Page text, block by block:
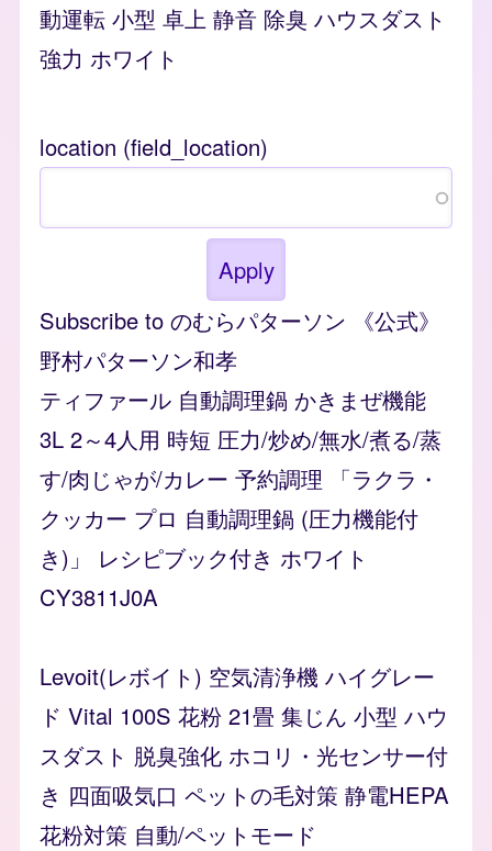
動運転 小型 卓上 静音 除臭 ハウスダスト
強力 ホワイト
location (field_location)
Subscribe to のむらパターソン 《公式》
野村パターソン和孝
ティファール 自動調理鍋 かきまぜ機能
3L 2～4人用 時短 圧力/炒め/無水/煮る/蒸
す/肉じゃが/カレー 予約調理 「ラクラ・
クッカー プロ 自動調理鍋 (圧力機能付
き)」 レシピブック付き ホワイト
CY3811J0A
Levoit(レボイト) 空気清浄機 ハイグレー
ド Vital 100S 花粉 21畳 集じん 小型 ハウ
スダスト 脱臭強化 ホコリ・光センサー付
き 四面吸気口 ペットの毛対策 静電HEPA
花粉対策 自動/ペットモード